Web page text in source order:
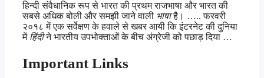
हिन्दी संवैधानिक रूप से भारत की प्रथम राजभाषा और भारत की
सबसे अधिक बोली और समझी जाने वाली भाषाहै। ….. फरवरी
२०१८ में एक सर्वेक्षण के हवाले से खबर आयी कि इंटरनेट की दुनिया
में हिंदीने भारतीय उपभोक्ताओं के बीच अंग्रेजी को पछाड़ दिया …
Important Links